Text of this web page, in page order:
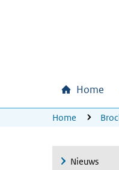
Hoofdnavigatie
Home
U bevindt zich
Home
Nieuws